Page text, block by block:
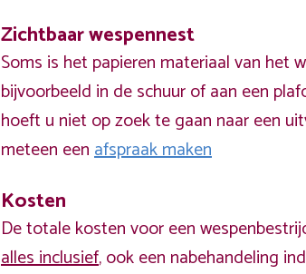
Zichtbaar wespennest
Soms is het papieren materiaal van het
bijvoorbeeld in de schuur of aan een
hoeft u niet op zoek te gaan naar een
meteen eenafspraak maken
Kosten
De totale kosten voor een
alles inclusief, ook een nabehandeling